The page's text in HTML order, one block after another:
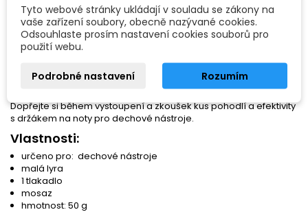
všechny hudebníky, kteří potřebují mít své noty na cestách.
Flexibilní držák lze snadno připevnit na jakýkoli dechový nástroj
a spolehlivě drží vaše noty nebo skladby v optimální čtecí
poloze. Díky nastavitelnému rameni si můžete držák přizpůsobit
svým individuálním potřebám a umožnit tak pohodlné a
bezstresové čtení not během hraní. Držák na noty je lehký a
kompaktní, takže se snadno vejde do pouzdra na nástroj, což z
něj činí nepostradatelný doplněk pro všechny hudebníky.
Dopřejte si během vystoupení a zkoušek kus pohodlí a efektivity
s držákem na noty pro dechové nástroje.
Vlastnosti:
určeno pro: dechové nástroje
malá lyra
1 tlakadlo
mosaz
hmotnost: 50 g
Tyto webové stránky ukládají v souladu se zákony na
vaše zařízení soubory, obecně nazývané cookies.
Odsouhlaste prosím nastavení cookies souborů pro
použití webu.
Podrobné nastavení Rozumím